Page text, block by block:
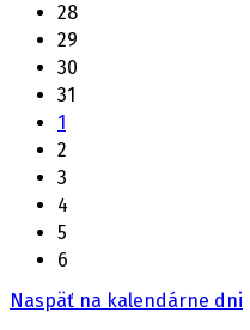
28
29
30
31
1
2
3
4
5
6
Naspäť na kalendárne dni